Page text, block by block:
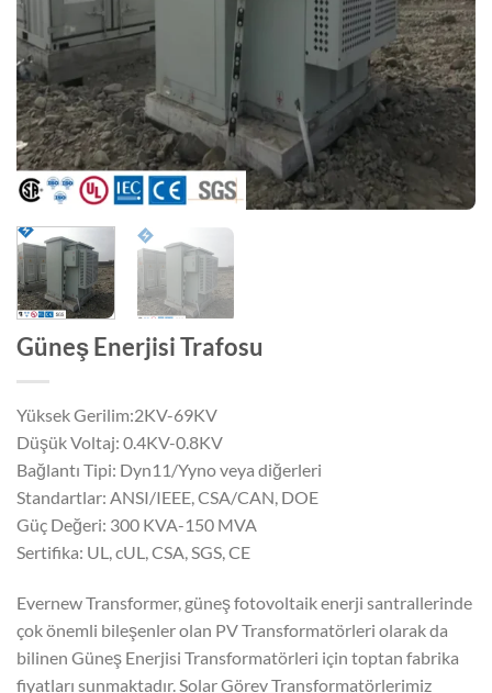
Güneş Enerjisi Trafosu
Yüksek Gerilim:2KV-69KV
Düşük Voltaj: 0.4KV-0.8KV
Bağlantı Tipi: Dyn11/Yyno veya diğerleri
Standartlar: ANSI/IEEE, CSA/CAN, DOE
Güç Değeri: 300 KVA-150 MVA
Sertifika: UL, cUL, CSA, SGS, CE
Evernew Transformer, güneş fotovoltaik enerji santrallerinde
çok önemli bileşenler olan PV Transformatörleri olarak da
bilinen Güneş Enerjisi Transformatörleri için toptan fabrika
fiyatları sunmaktadır. Solar Görev Transformatörlerimiz